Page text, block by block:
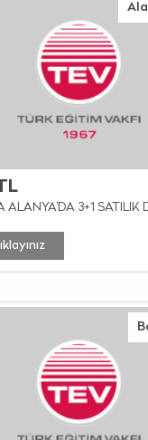
ALANYA'DA 3+1 SATILIK